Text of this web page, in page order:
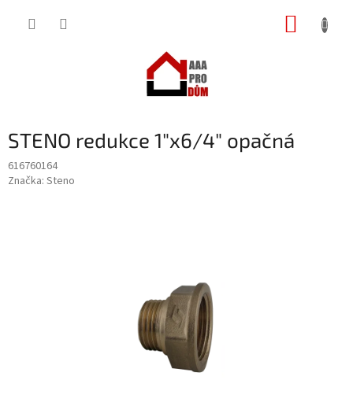
STENO redukce 1"x6/4" opačná
616760164
Značka: Steno